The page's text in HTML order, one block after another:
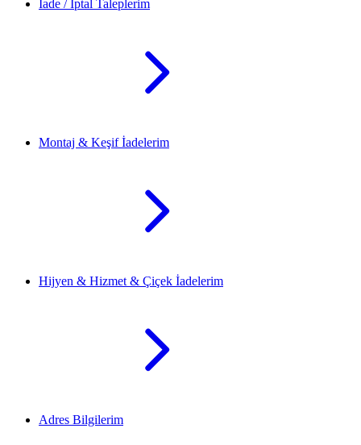
İade / İptal Taleplerim
Montaj & Keşif İadelerim
Hijyen & Hizmet & Çiçek İadelerim
Adres Bilgilerim